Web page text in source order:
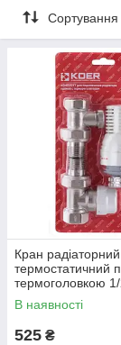
Сортування
Кран радіаторний
термостатичний
термоголовкою
(Комплект)
В наявності
525 ₴